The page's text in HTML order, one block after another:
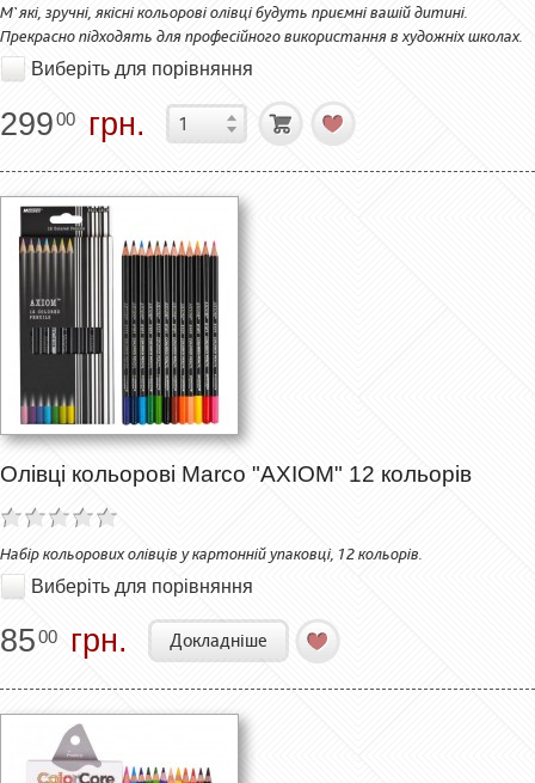
М`які, зручні, якісні кольорові олівці будуть приємні вашій дитині.
Прекрасно підходять для професійного використання в художніх школах.
Виберіть для порівняння
29900 грн.
Олівці кольорові Marco "AXIOM" 12 кольорів
Набір кольорових олівців у картонній упаковці, 12 кольорів.
Виберіть для порівняння
8500 грн. Докладніше